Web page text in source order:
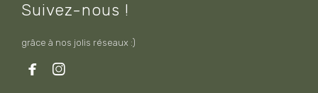
Suivez-nous !
grâce à nos jolis réseaux :)
 